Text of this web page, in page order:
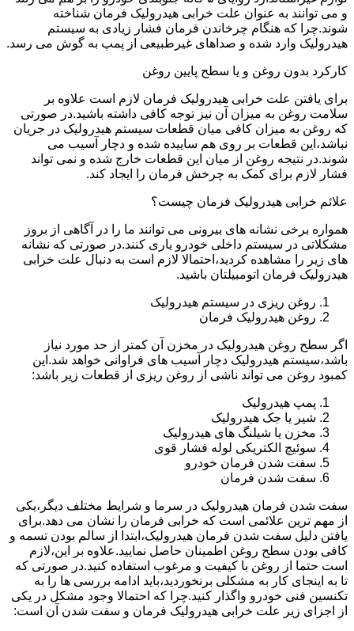
و می توانند به عنوان علت خرابی هیدرولیک فرمان شناخته
شوند.چرا که هنگام چرخاندن فرمان فشار زیادی به سیستم
هیدرولیک وارد شده و صداهای غیرطبیعی از پمپ به گوش می رسد.
کارکرد بدون روغن و یا سطح پایین روغن
برای یافتن علت خرابی هیدرولیک فرمان لازم است علاوه بر
سلامت روغن به میزان آن نیز توجه کافی داشته باشید.در صورتی
که روغن به میزان کافی میان قطعات سیستم هیدرولیک در جریان
نباشد،این قطعات بر روی هم ساییده شده و دچار آسیب می
شوند.در نتیجه روغن از میان این قطعات خارج شده و نمی تواند
فشار لازم برای کمک به چرخش فرمان را ایجاد کند.
علائم خرابی هیدرولیک فرمان چیست؟
همواره برخی نشانه های بیرونی می توانند ما را در آگاهی از بروز
مشکلاتی در سیستم داخلی خودرو یاری کنند.در صورتی که نشانه
های زیر را مشاهده کردید،احتمالا لازم است به دنبال علت خرابی
هیدرولیک فرمان اتومبیلتان باشید.
روغن ریزی در سیستم هیدرولیک
روغن هیدرولیک فرمان
اگر سطح روغن هیدرولیک در مخزن آن کمتر از حد مورد نیاز
باشد،سیستم هیدرولیک دچار آسیب های فراوانی خواهد شد.این
کمبود روغن می تواند ناشی از روغن ریزی از قطعات زیر باشد:
پمپ هیدرولیک
شیر یا جک هیدرولیک
مخزن یا شیلنگ های هیدرولیک
سوئیچ الکتریکی لوله فشار قوی
سفت شدن فرمان خودرو
سفت شدن فرمان
سفت شدن فرمان هیدرولیک در سرما و شرایط مختلف دیگر،یکی
از مهم ترین علائمی است که خرابی فرمان را نشان می دهد.برای
یافتن دلیل سفت شدن فرمان هیدرولیک،ابتدا از سالم بودن تسمه و
کافی بودن سطح روغن اطمینان حاصل نمایید.علاوه بر این،لازم
است حتما از روغن با کیفیت و مرغوب استفاده کنید.در صورتی که
تا به اینجای کار به مشکلی برنخوردید،باید ادامه بررسی ها را به
تکنسین فنی خودرو واگذار کنید.چرا که احتمالا وجود مشکل در یکی
از اجزای زیر علت خرابی هیدرولیک فرمان و سفت شدن آن است: